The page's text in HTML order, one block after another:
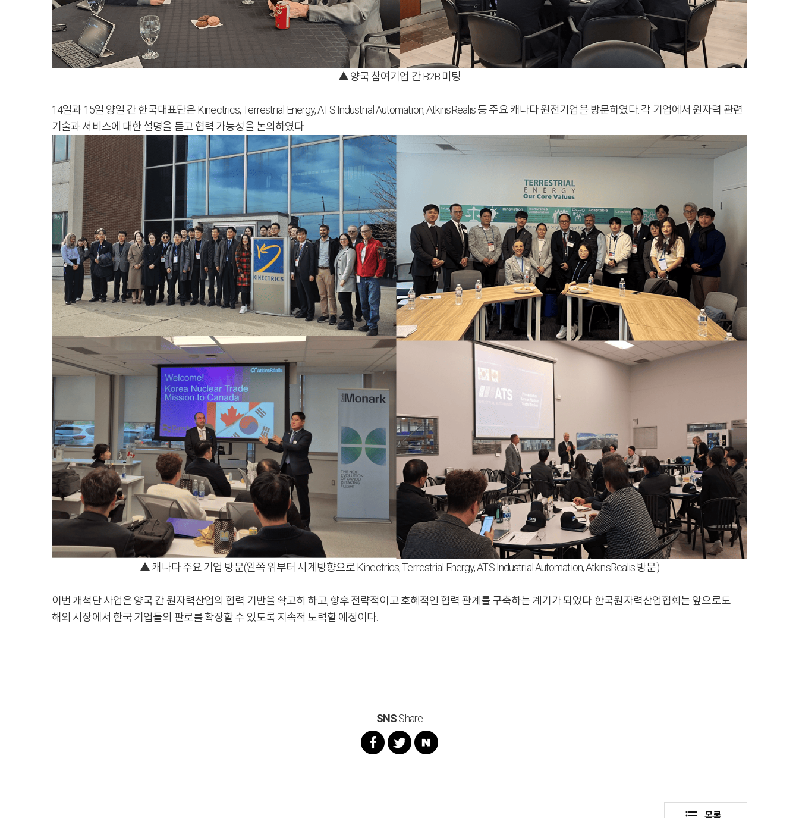
▲ 양국 참여기업 간 B2B 미팅
14일과 15일 양일 간 한국대표단은 Kinectrics, Terrestrial Energy, ATS Industrial Automation, AtkinsRealis 등 주요 캐나다 원전기업을 방문하였다. 각 기업에서 원자력 관련
기술과 서비스에 대한 설명을 듣고 협력 가능성을 논의하였다.
▲ 캐나다 주요 기업 방문(왼쪽 위부터 시계방향으로 Kinectrics, Terrestrial Energy, ATS Industrial Automation, AtkinsRealis 방문)
이번 개척단 사업은 양국 간 원자력산업의 협력 기반을 확고히 하고, 향후 전략적이고 호혜적인 협력 관계를 구축하는 계기가 되었다. 한국원자력산업협회는 앞으로도
해외 시장에서 한국 기업들의 판로를 확장할 수 있도록 지속적 노력할 예정이다.
SNSShare
목록